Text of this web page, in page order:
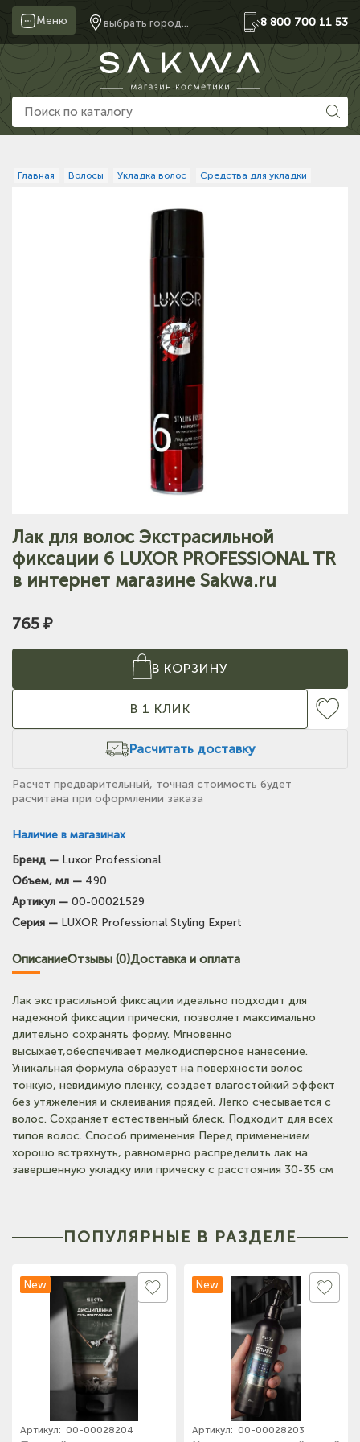
Меню выбрать город... 8 800 700 11 53
Главная Волосы Укладка волос Средства для укладки
Лак для волос Экстрасильной
фиксации 6 LUXOR PROFESSIONAL TR
в интернет магазине Sakwa.ru
765 ₽
В КОРЗИНУ
В 1 КЛИК
Расчитать доставку
Наличие в магазинах
Тел: +7-903-947-7028
Тел: +7-3852-721-001
(на карте)
Тел: +7-960-956-9598
(на карте)
Тел: +7-3852-721-001
Бренд — Luxor Professional
Объем, мл — 490
Артикул — 00-00021529
Серия — LUXOR Professional Styling Expert
Расчет предварительный, точная стоимость будет
расчитана при оформлении заказа
ОписаниеОтзывы (0)Доставка и оплата
Лак экстрасильной фиксации идеально подходит для
надежной фиксации прически, позволяет максимально
длительно сохранять форму. Мгновенно
высыхает,обеспечивает мелкодисперсное нанесение.
Уникальная формула образует на поверхности волос
тонкую, невидимую пленку, создает влагостойкий эффект
без утяжеления и склеивания прядей. Легко счесывается с
волос. Сохраняет естественный блеск. Подходит для всех
типов волос. Способ применения Перед применением
хорошо встряхнуть, равномерно распределить лак на
завершенную укладку или прическу с расстояния 30-35 см
ПОПУЛЯРНЫЕ В РАЗДЕЛЕ
New
Артикул: 00-00028204
New
Артикул: 00-00028203